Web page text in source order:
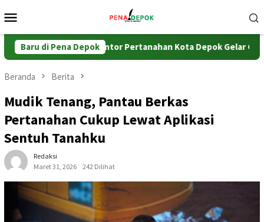
ke
Mobile
Baru di Pena DepokKantor Pertanahan Kota Depok Gelar Coffee
Beranda Berita
Mudik Tenang, Pantau Berkas
Pertanahan Cukup Lewat Aplikasi
Sentuh Tanahku
Redaksi
Maret 31, 2026
242 Dilihat